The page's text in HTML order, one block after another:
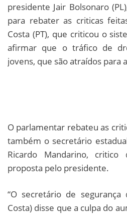
presidente Jair Bolsonaro
para rebater as criticas
Costa (PT), que criticou o
afirmar que o tráfico de
jovens, que são atraídos para
O parlamentar rebateu as
também o secretário
Ricardo Mandarino,
proposta pelo presidente.
“O secretário de segurança
Costa) disse que a culpa do